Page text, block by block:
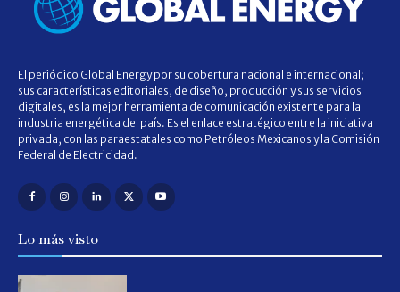
El periódico Global Energy por su cobertura nacional e internacional;
sus características editoriales, de diseño, producción y sus servicios
digitales, es la mejor herramienta de comunicación existente para la
industria energética del país. Es el enlace estratégico entre la iniciativa
privada, con las paraestatales como Petróleos Mexicanos y la Comisión
Federal de Electricidad.
Lo más visto